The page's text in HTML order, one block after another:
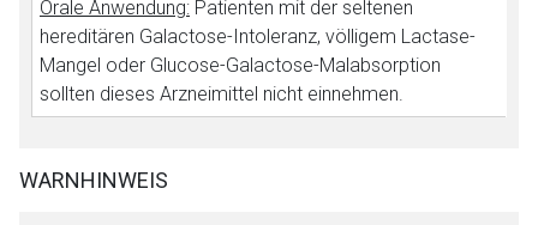
Orale Anwendung: Patienten mit der seltenen
hereditären Galactose-Intoleranz, völligem Lactase-
Mangel oder Glucose-Galactose-Malabsorption
sollten dieses Arzneimittel nicht einnehmen.
WARNHINWEIS